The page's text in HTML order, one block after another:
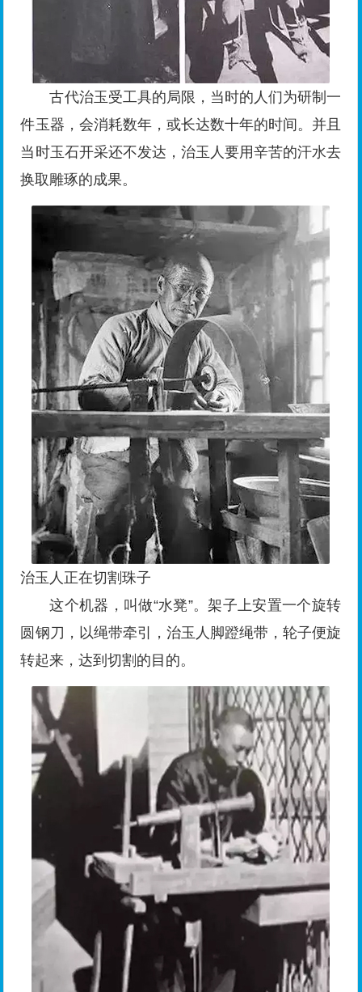
古代治玉受工具的局限，当时的人们为研制一
件玉器，会消耗数年，或长达数十年的时间。并且
当时玉石开采还不发达，治玉人要用辛苦的汗水去
换取雕琢的成果。
治玉人正在切割珠子
这个机器，叫做“水凳”。架子上安置一个旋转
圆钢刀，以绳带牵引，治玉人脚蹬绳带，轮子便旋
转起来，达到切割的目的。